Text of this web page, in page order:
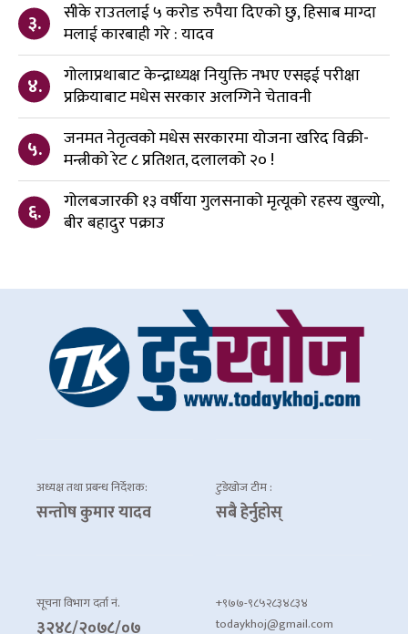
३.
सीके राउतलाई ५ करोड रुपैया दिएको छु, हिसाब माग्दा
मलाई कारबाही गरे : यादव
४.
गोलाप्रथाबाट केन्द्राध्यक्ष नियुक्ति नभए एसइई परीक्षा
प्रक्रियाबाट मधेस सरकार अलग्गिने चेतावनी
५.
जनमत नेतृत्वको मधेस सरकारमा योजना खरिद विक्री-
मन्त्रीको रेट ८ प्रतिशत, दलालको २० !
६.
गोलबजारकी १३ वर्षीया गुलसनाको मृत्यूको रहस्य खुल्यो,
बीर बहादुर पक्राउ
अध्यक्ष तथा प्रबन्ध निर्देशक:
सन्तोष कुमार यादव
टुडेखोज टीम :
सबै हेर्नुहोस्
सूचना विभाग दर्ता नं.
३२४८/२०७८/०७
+९७७-९८५२८३४८३४
todaykhoj@gmail.com